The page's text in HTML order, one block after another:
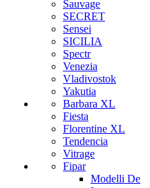
Sauvage
SECRET
Sensei
SICILIA
Spectr
Venezia
Vladivostok
Yakutia
Barbara XL
Fiesta
Florentine XL
Tendencia
Vitrage
Fipar
Modelli De